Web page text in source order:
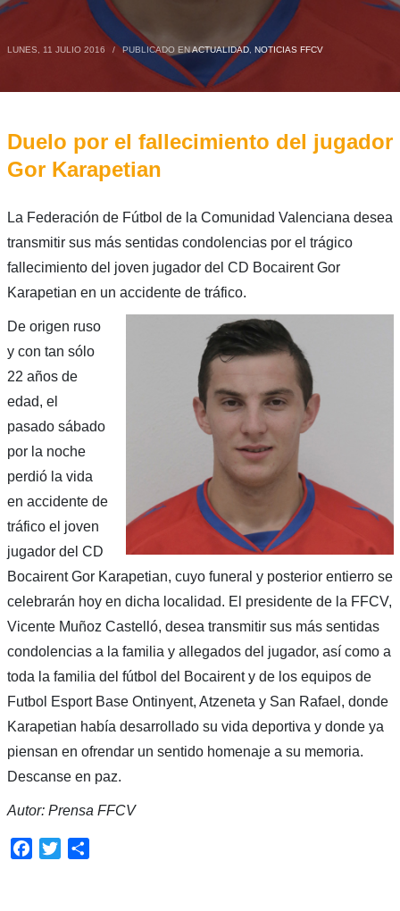
LUNES, 11 JULIO 2016 / PUBLICADO ENACTUALIDAD, NOTICIAS FFCV
Duelo por el fallecimiento del jugador
Gor Karapetian
La Federación de Fútbol de la Comunidad Valenciana desea
transmitir sus más sentidas condolencias por el trágico
fallecimiento del joven jugador del CD Bocairent Gor
Karapetian en un accidente de tráfico.
De origen ruso
y con tan sólo
22 años de
edad, el
pasado sábado
por la noche
perdió la vida
en accidente de
tráfico el joven
jugador del CD
Bocairent Gor Karapetian, cuyo funeral y posterior entierro se
celebrarán hoy en dicha localidad. El presidente de la FFCV,
Vicente Muñoz Castelló, desea transmitir sus más sentidas
condolencias a la familia y allegados del jugador, así como a
toda la familia del fútbol del Bocairent y de los equipos de
Futbol Esport Base Ontinyent, Atzeneta y San Rafael, donde
Karapetian había desarrollado su vida deportiva y donde ya
piensan en ofrendar un sentido homenaje a su memoria.
Descanse en paz.
Autor: Prensa FFCV
Facebook
Twitter